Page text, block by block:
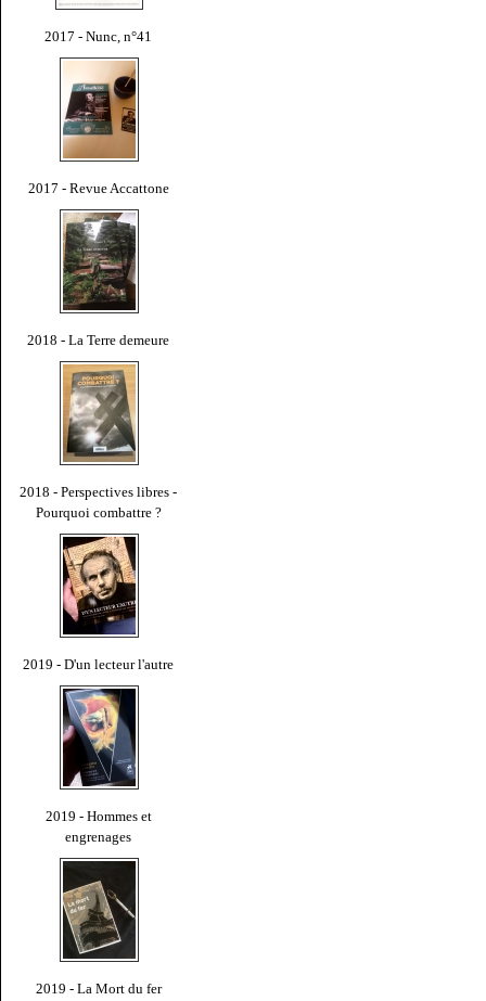
2017 - Nunc, n°41
2017 - Revue Accattone
2018 - La Terre demeure
2018 - Perspectives libres -
Pourquoi combattre ?
2019 - D'un lecteur l'autre
2019 - Hommes et
engrenages
2019 - La Mort du fer